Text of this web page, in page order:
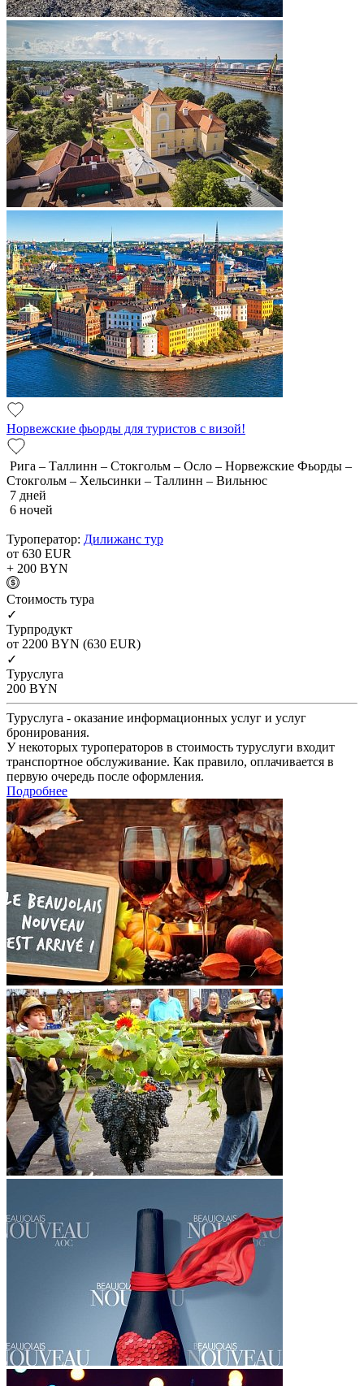
Норвежские фьорды для туристов с визой!
Рига – Таллинн – Стокгольм – Осло – Норвежские Фьорды –
Стокгольм – Хельсинки – Таллинн – Вильнюс
7 дней
6 ночей
Туроператор: Дилижанс тур
от 630 EUR
+ 200 BYN
Cтоимость тура
✓
Турпродукт
от 2200 BYN (630 EUR)
✓
Туруслуга
200 BYN
Туруслуга - оказание информационных услуг и услуг
бронирования.
У некоторых туроператоров в стоимость туруслуги входит
транспортное обслуживание. Как правило, оплачивается в
первую очередь после оформления.
Подробнее